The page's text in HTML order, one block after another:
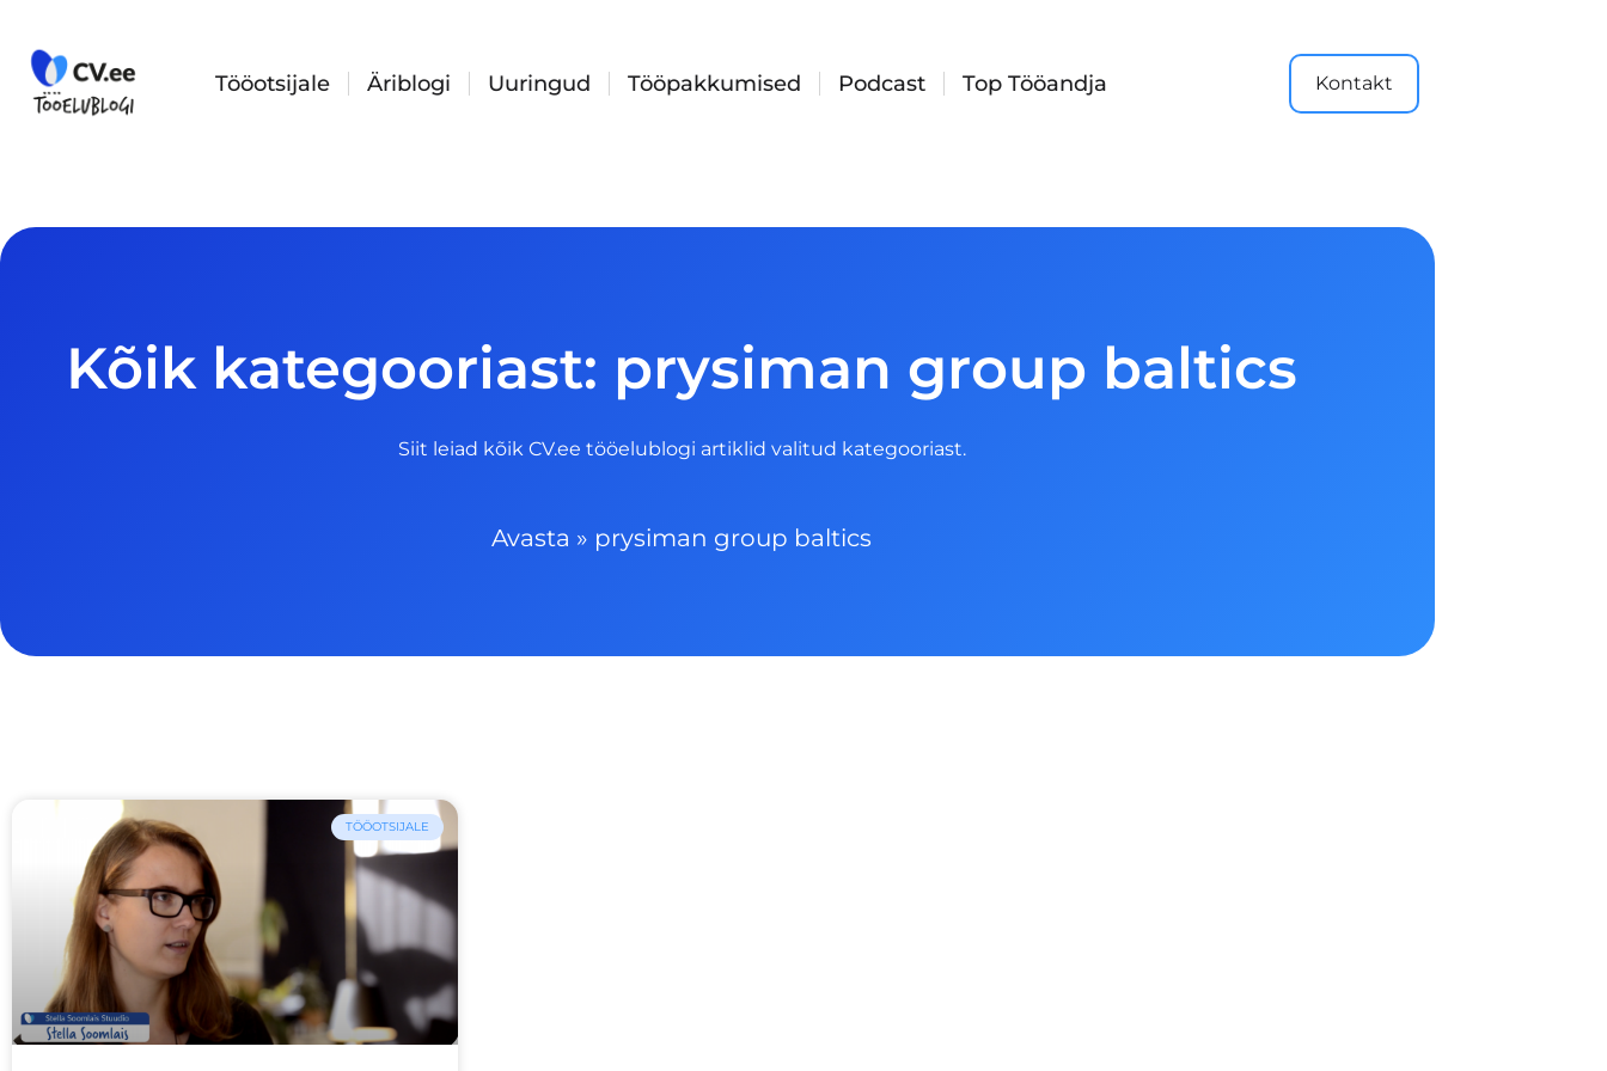
content
Tööotsijale Äriblogi Uuringud Tööpakkumised Podcast Top Tööandja Kontakt
Kõik kategooriast: prysiman group baltics
Siit leiad kõik CV.ee tööelublogi artiklid valitud kategooriast.
Avasta » prysiman group baltics
TÖÖOTSIJALE